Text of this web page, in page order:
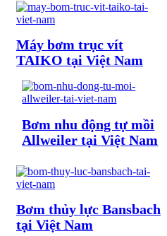
Máy bơm trục vít
TAIKO tại Việt Nam
Bơm nhu động tự mồi
Allweiler tại Việt Nam
Bơm thủy lực Bansbach
tại Việt Nam